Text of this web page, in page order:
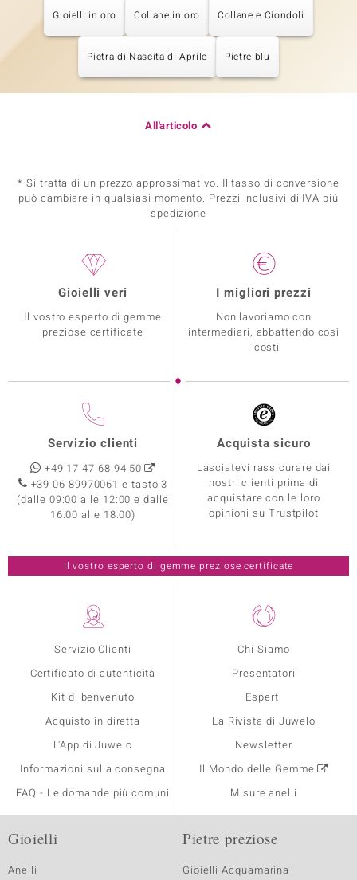
Gioielli in oro Collane in oro Collane e Ciondoli
Pietra di Nascita di Aprile Pietre blu
All'articolo
* Si tratta di un prezzo approssimativo. Il tasso di conversione
può cambiare in qualsiasi momento. Prezzi inclusivi di IVA piú
spedizione
Servizio Clienti
Certificato di autenticità
Kit di benvenuto
Acquisto in diretta
L'App di Juwelo
Informazioni sulla consegna
FAQ - Le domande più comuni
Chi Siamo
Presentatori
Esperti
La Rivista di Juwelo
Newsletter
Il Mondo delle Gemme
Misure anelli
Gioielli veri
Il vostro esperto di gemme
preziose certificate
I migliori prezzi
Non lavoriamo con
intermediari, abbattendo così
i costi
Servizio clienti
+49 17 47 68 94 50
+39 06 89970061 e tasto 3
(dalle 09:00 alle 12:00 e dalle
16:00 alle 18:00)
Acquista sicuro
Lasciatevi rassicurare dai
nostri clienti prima di
acquistare con le loro
opinioni su Trustpilot
Il vostro esperto di gemme preziose certificate
Gioielli
Anelli
Pietre preziose
Gioielli Acquamarina